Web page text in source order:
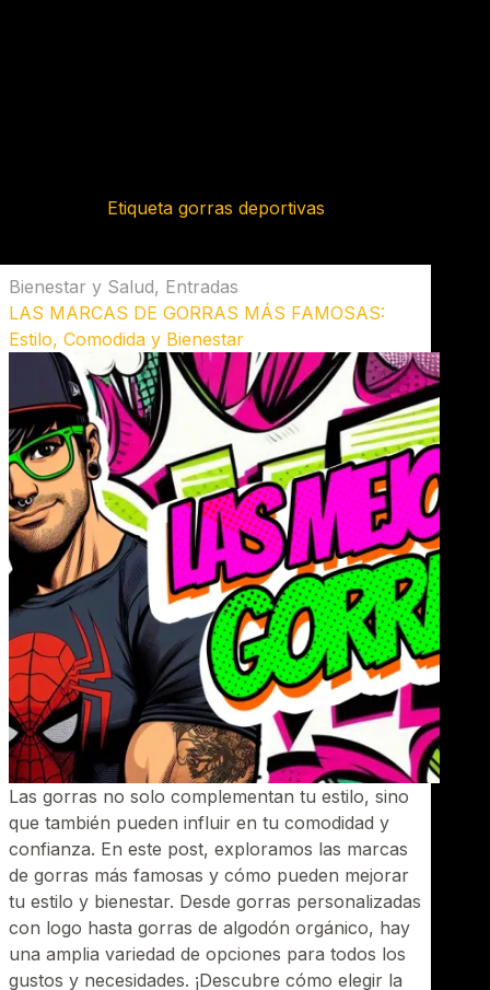
Etiquetagorras deportivas
Bienestar y Salud, Entradas
LAS MARCAS DE GORRAS MÁS FAMOSAS:
Estilo, Comodida y Bienestar
Las gorras no solo complementan tu estilo, sino
que también pueden influir en tu comodidad y
confianza. En este post, exploramos las marcas
de gorras más famosas y cómo pueden mejorar
tu estilo y bienestar. Desde gorras personalizadas
con logo hasta gorras de algodón orgánico, hay
una amplia variedad de opciones para todos los
gustos y necesidades. ¡Descubre cómo elegir la